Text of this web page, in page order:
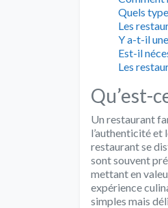
Quels
Les
Y a-t-il
Est-il
Les
Qu’est-
Un restaurant
l’authenticité et
restaurant se
sont souvent
mettant en
expérience
simples mais